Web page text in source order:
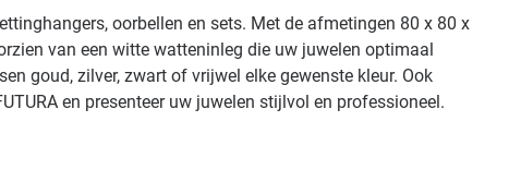
oorbellen en sets. Met de afmetingen 80 x 80 x
van een witte watteninleg die uw juwelen optimaal
goud, zilver, zwart of vrijwel elke gewenste kleur. Ook
en presenteer uw juwelen stijlvol en professioneel.